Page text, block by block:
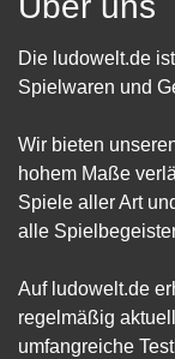
Die ludowelt.de
Spielwaren und
Wir bieten
hohem Maße
Spiele aller Art
alle
Auf ludowelt.de
regelmäßig
umfangreiche